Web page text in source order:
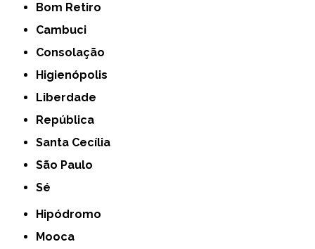
Bom Retiro
Cambuci
Consolação
Higienópolis
Liberdade
República
Santa Cecília
São Paulo
Sé
Hipódromo
Mooca